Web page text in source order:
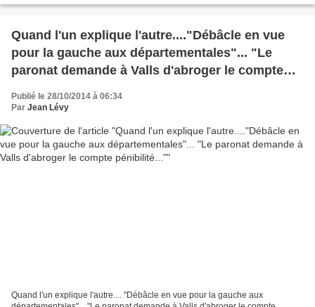
Quand l'un explique l'autre...."Débâcle en vue
pour la gauche aux départementales"... "Le
paronat demande à Valls d'abroger le compte
Publié le 28/10/2014 à 06:34
Par Jean Lévy
Quand l'un explique l'autre.... "Débâcle en vue pour la gauche aux